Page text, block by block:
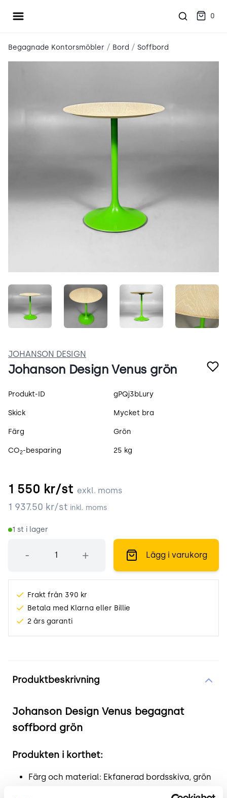
Öppna meny 0
Begagnade Kontorsmöbler / Bord / Soffbord
ca1ItsEDq4ij.jpegL0NpZ6Iymvb_.jpegnP_blYMHn9Vt.jpeg
JOHANSON DESIGN
Johanson Design Venus grön
Produktspecifikation
Produkt-ID gPQj3bLury
Skick Mycket bra
Färg Grön
CO2-besparing 25 kg
1 550 kr/st exkl. moms
1 937.50 kr/st inkl. moms
1 st i lager
- + Lägg i varukorg
Frakt från 390 kr
Betala med Klarna eller Billie
2 års garanti
Produktbeskrivning
Johanson Design Venus begagnat
soffbord grön
Produkten i korthet:
Färg och material: Ekfanerad bordsskiva, grön